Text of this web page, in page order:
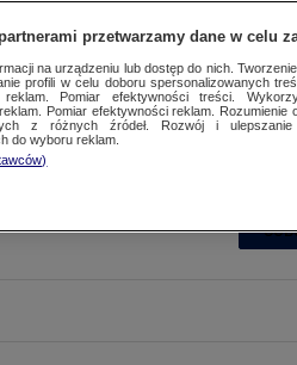
przetwarzamy dane w celu
na urządzeniu lub dostęp do nich.
profili w celu doboru spersonalizowanych
reklam. Pomiar efektywności treści.
Pomiar efektywności reklam. Rozumienie
z różnych źródeł. Rozwój i ulepszanie
do wyboru reklam.